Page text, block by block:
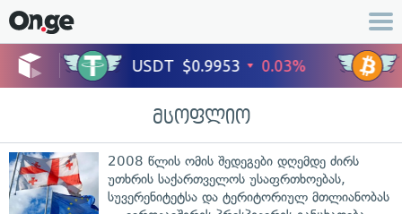
მსოფლიო
2008 წლის ომის შედეგები დღემდე ძირს
უთხრის საქართველოს უსაფრთხოებას,
სუვერენიტეტსა და ტერიტორიულ მთლიანობას